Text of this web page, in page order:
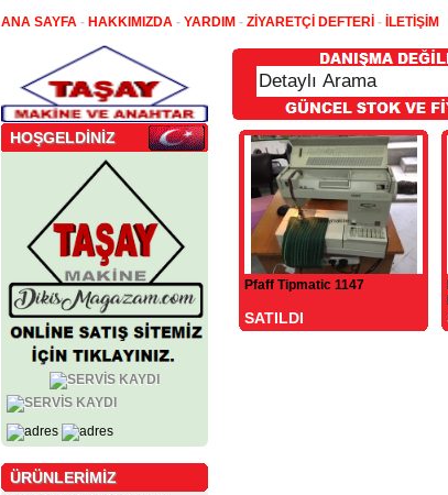
ANA SAYFA - HAKKIMIZDA - YARDIM - ZİYARETÇİ DEFTERİ - İLETİŞİM
HOŞGELDİNİZ
ÜRÜNLERİMİZ
Pfaff Tipmatic 1147
SATILDI